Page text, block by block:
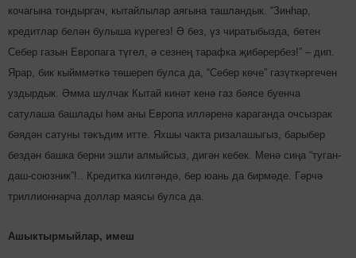
кочагына тондыргач, кытайлылар аягына ташландык. “Зинһар,
кредитлар бе­лән булыша күрегез! Ә без, үз чиратыбызда, бөтен
Себер газын Европага түгел, ә сез­нең тарафка җибәрербез!” – дип.
Ярар, бик кыйммәткә төшереп булса да, “Себер кө­че” газүткәргечен
уздырдык. Әмма шулчак Кытай кинәт кенә газ бәясе буенча
сатулаша башлады һәм аны Европа илләренә караганда очсызрак
бәядән сатуны тәкъ­дим итте. Яхшы чакта ризалашыгыз, барыбер
бездән башка берни эшли алмыйсыз, дигән кебек. Менә сиңа “ту­ган­
даш-союзник”!.. Кредитка килгән­дә, бер юань да бир­мәде. Гәрчә
триллионнарча доллар маясы булса да.
Ашыктырмыйлар, имеш